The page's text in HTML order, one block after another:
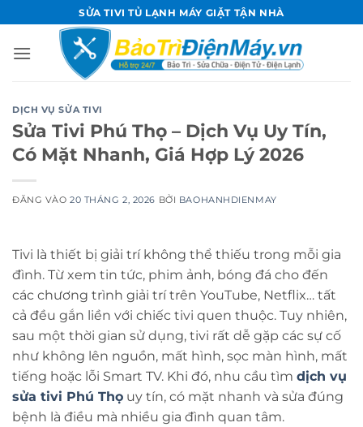
qua
nội
SỬA TIVI TỦ LẠNH MÁY GIẶT TẬN NHÀ
DỊCH VỤ SỬA TIVI
Sửa Tivi Phú Thọ – Dịch Vụ Uy Tín,
Có Mặt Nhanh, Giá Hợp Lý 2026
ĐĂNG VÀO20 THÁNG 2, 2026 BỞI BAOHANHDIENMAY
Tivi là thiết bị giải trí không thể thiếu trong mỗi gia
đình. Từ xem tin tức, phim ảnh, bóng đá cho đến
các chương trình giải trí trên YouTube, Netflix… tất
cả đều gắn liền với chiếc tivi quen thuộc. Tuy nhiên,
sau một thời gian sử dụng, tivi rất dễ gặp các sự cố
như không lên nguồn, mất hình, sọc màn hình, mất
tiếng hoặc lỗi Smart TV. Khi đó, nhu cầu tìm dịch vụ
sửa tivi Phú Thọ uy tín, có mặt nhanh và sửa đúng
bệnh là điều mà nhiều gia đình quan tâm.